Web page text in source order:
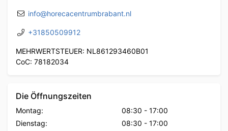
info@horecacentrumbrabant.nl
+31850509912
MEHRWERTSTEUER: NL861293460B01
CoC: 78182034
Die Öffnungszeiten
Montag: 08:30 - 17:00
Dienstag:
08:30 - 17:00